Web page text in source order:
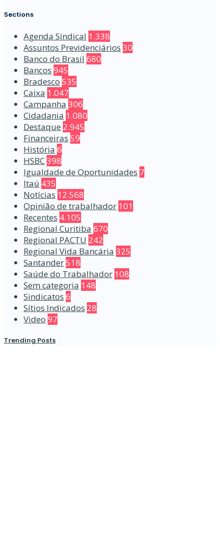
Sections
Agenda Sindical 1.338
Assuntos Previdenciários 30
Banco do Brasil 680
Bancos 945
Bradesco 535
Caixa 1.047
Campanha 306
Cidadania 1.080
Destaque 2.945
Financeiras 59
História 6
HSBC398
Igualdade de Oportunidades 7
Itaú 435
Notícias 12.568
Opinião de trabalhador 101
Recentes 4.105
Regional Curitiba 670
Regional PACTU 242
Regional Vida Bancária 325
Santander518
Saúde do Trabalhador 108
Sem categoria 148
Sindicatos 6
Sítios Indicados 28
Video 97
Trending Posts